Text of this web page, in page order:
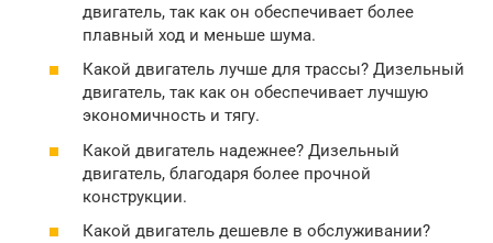
двигатель, так как он обеспечивает более
плавный ход и меньше шума.
Какой двигатель лучше для трассы? Дизельный
двигатель, так как он обеспечивает лучшую
экономичность и тягу.
Какой двигатель надежнее? Дизельный
двигатель, благодаря более прочной
конструкции.
Какой двигатель дешевле в обслуживании?